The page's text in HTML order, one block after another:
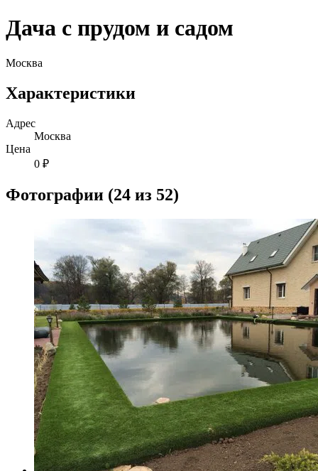
Дача с прудом и садом
Москва
Характеристики
Адрес
Москва
Цена
0 ₽
Фотографии (24 из 52)